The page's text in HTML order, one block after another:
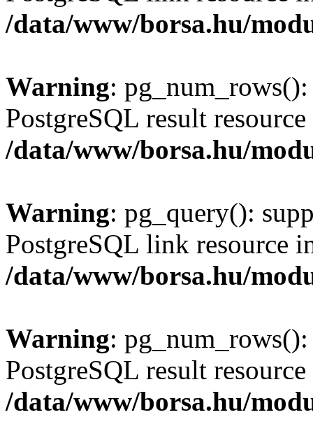
/data/www/borsa.hu/
Warning:
PostgreSQL result
/data/www/borsa.hu/
Warning: pg_query():
PostgreSQL link resource
/data/www/borsa.hu/
Warning:
PostgreSQL result
/data/www/borsa.hu/